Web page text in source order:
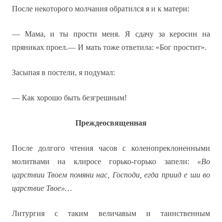
После некоторого молчания обратился я и к матери:
— Мама, и ты прости меня. Я сдачу за керосин на
пряниках проел.— И мать тоже ответила: «Бог простит».
Засыпая в постели, я подумал:
— Как хорошо быть безгрешным!
Преждеосвященная
После долгого чтения часов с коленопреклоненными
молитвами на клиросе горько-горько запели: «Во
царствии Твоем помяни нас, Господи, егда приид e ши во
царствие Твое»…
Литургия с таким величавым и таинственным